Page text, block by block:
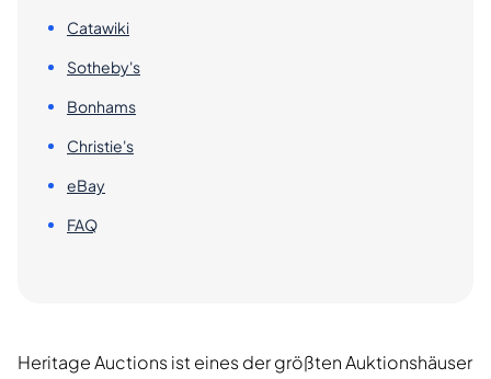
Catawiki
Sotheby's
Bonhams
Christie's
eBay
FAQ
Heritage Auctions ist eines der größten Auktionshäuser